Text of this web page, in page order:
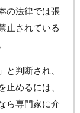
の法律では張
止されている
と判断され、
めるには、
ら専門家に介